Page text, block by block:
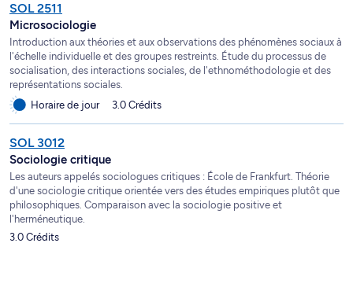
SOL 2511
Microsociologie
Introduction aux théories et aux observations des phénomènes sociaux à
l'échelle individuelle et des groupes restreints. Étude du processus de
socialisation, des interactions sociales, de l'ethnométhodologie et des
représentations sociales.
Horaire de jour
3.0 Crédits
SOL 3012
Sociologie critique
Les auteurs appelés sociologues critiques : École de Frankfurt. Théorie
d'une sociologie critique orientée vers des études empiriques plutôt que
philosophiques. Comparaison avec la sociologie positive et
l'herméneutique.
3.0 Crédits